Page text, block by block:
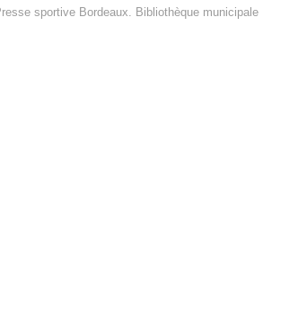
sportive Bordeaux. Bibliothèque municipale